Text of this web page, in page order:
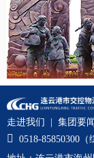
走进我们 集团要闻

0518-85850300